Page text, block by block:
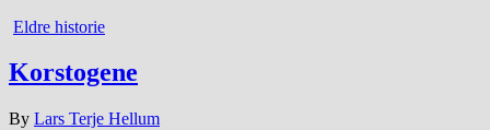
Eldre historie
Korstogene
By Lars Terje Hellum